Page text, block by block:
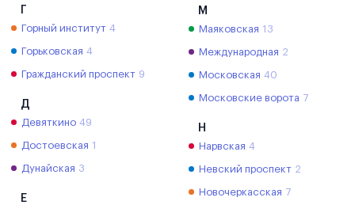
Г
Горный институт 4
Горьковская 4
Гражданский проспект 9
Д
Девяткино 49
Достоевская 1
Дунайская 3
Е
М
Маяковская 13
Международная 2
Московская 40
Московские ворота 7
Н
Нарвская 4
Невский проспект 2
Новочеркасская 7